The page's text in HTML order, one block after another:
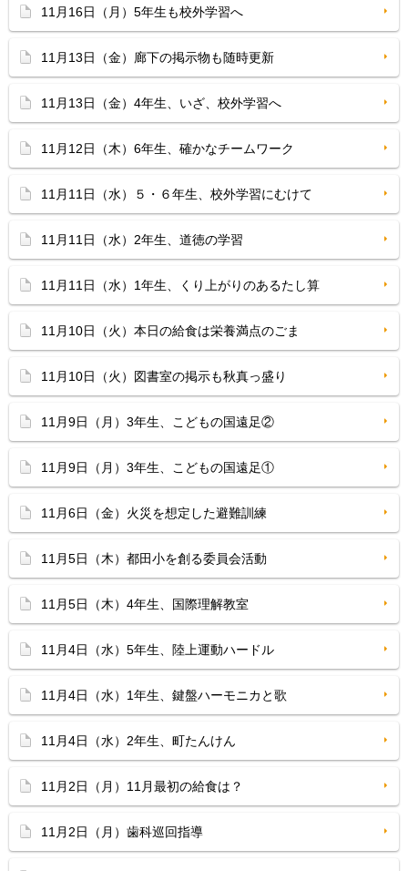
11月16日（月）5年生も校外学習へ
11月13日（金）廊下の掲示物も随時更新
11月13日（金）4年生、いざ、校外学習へ
11月12日（木）6年生、確かなチームワーク
11月11日（水）５・６年生、校外学習にむけて
11月11日（水）2年生、道徳の学習
11月11日（水）1年生、くり上がりのあるたし算
11月10日（火）本日の給食は栄養満点のごま
11月10日（火）図書室の掲示も秋真っ盛り
11月9日（月）3年生、こどもの国遠足②
11月9日（月）3年生、こどもの国遠足①
11月6日（金）火災を想定した避難訓練
11月5日（木）都田小を創る委員会活動
11月5日（木）4年生、国際理解教室
11月4日（水）5年生、陸上運動ハードル
11月4日（水）1年生、鍵盤ハーモニカと歌
11月4日（水）2年生、町たんけん
11月2日（月）11月最初の給食は？
11月2日（月）歯科巡回指導